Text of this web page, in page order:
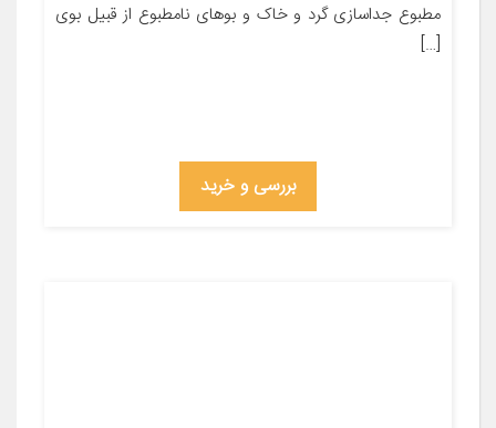
مطبوع جداسازی گرد و خاک و بوهای نامطبوع از قبیل بوی
[…]
بررسی و خرید